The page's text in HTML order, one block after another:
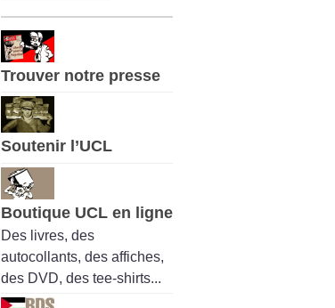
Trouver notre presse
Soutenir l’UCL
Boutique UCL en ligne
Des livres, des
autocollants, des affiches,
des DVD, des tee-shirts...